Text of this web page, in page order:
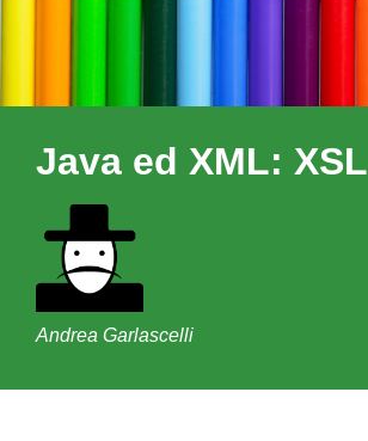
Java ed XML: XSL
Andrea Garlascelli